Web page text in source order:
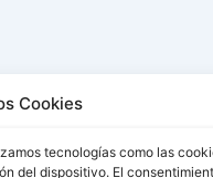
Cookies
tecnologías como las
del dispositivo. El